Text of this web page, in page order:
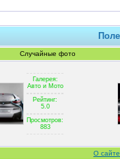
Случайные фото
Галерея:
Авто и Мото
Рейтинг:
5.0
Просмотров:
883
О